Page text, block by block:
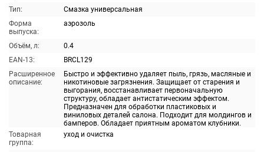
Тип:
Смазка универсальная
Форма
выпуска:
аэрозоль
Объём, л:
0.4
EAN-13:
BRCL129
Расширенное
описание:
Быстро и эффективно удаляет пыль, грязь, масляные и
никотиновые загрязнения. Защищает от старения и
выгорания, восстанавливает первоначальную
структуру, обладает антистатическим эффектом.
Предназначен для обработки пластиковых и
виниловых деталей салона. Подходит для молдингов и
бамперов. Обладает приятным ароматом клубники.
Товарная
группа:
уход и очистка